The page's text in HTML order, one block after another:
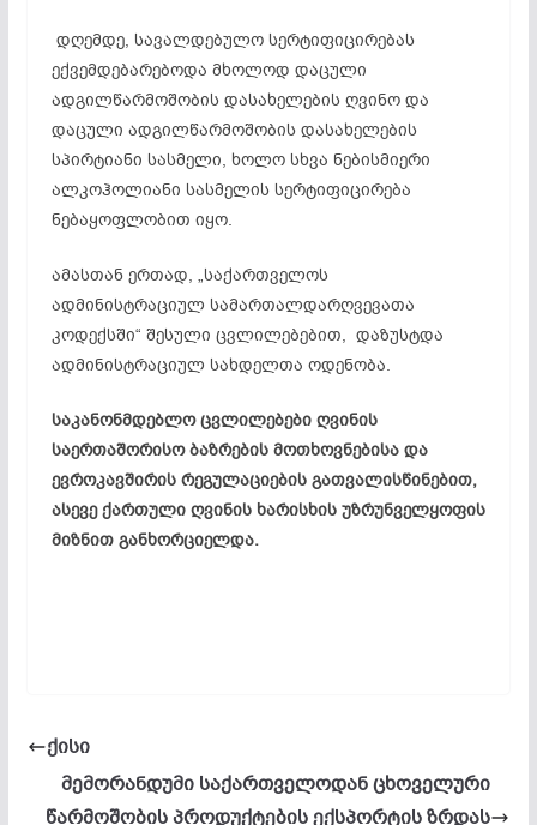
დღემდე, სავალდებულო სერტიფიცირებას
ექვემდებარებოდა მხოლოდ დაცული
ადგილწარმოშობის დასახელების ღვინო და
დაცული ადგილწარმოშობის დასახელების
სპირტიანი სასმელი, ხოლო სხვა ნებისმიერი
ალკოჰოლიანი სასმელის სერტიფიცირება
ნებაყოფლობით იყო.
ამასთან ერთად, „საქართველოს
ადმინისტრაციულ სამართალდარღვევათა
კოდექსში“ შესული ცვლილებებით, დაზუსტდა
ადმინისტრაციულ სახდელთა ოდენობა.
საკანონმდებლო ცვლილებები ღვინის
საერთაშორისო ბაზრების მოთხოვნებისა და
ევროკავშირის რეგულაციების გათვალისწინებით,
ასევე ქართული ღვინის ხარისხის უზრუნველყოფის
მიზნით განხორციელდა.
ქისი
მემორანდუმი საქართველოდან ცხოველური
წარმოშობის პროდუქტების ექსპორტის ზრდას